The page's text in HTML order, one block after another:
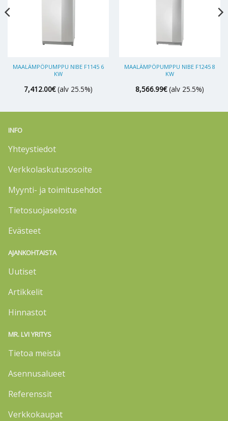
MAALÄMPÖPUMPPU NIBE F1145 6
KW
7,412.00€ (alv 25.5%)
MAALÄMPÖPUMPPU NIBE F1245 8
KW
8,566.99€ (alv 25.5%)
INFO
Yhteystiedot
Verkkolaskutusosoite
Myynti- ja toimitusehdot
Tietosuojaseloste
Evästeet
AJANKOHTAISTA
Uutiset
Artikkelit
Hinnastot
MR. LVI YRITYS
Tietoa meistä
Asennusalueet
Referenssit
Verkkokaupat